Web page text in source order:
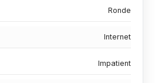
Ronde
Internet
Impatient